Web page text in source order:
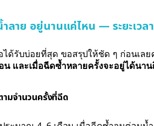
ลาย อยู่นานแค่ไหน — ระยะเว
ด้รับบ่อยที่สุด ขอสรุปให้ชัด ๆ ก่อนเลย
น และเมื่อฉีดซ้ำหลายครั้งจะอยู่ได้นาน
ามจำนวนครั้งที่ฉีด